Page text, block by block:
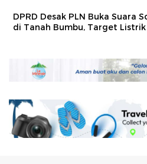
DPRD Desak PLN Buka Suara
di Tanah Bumbu, Target